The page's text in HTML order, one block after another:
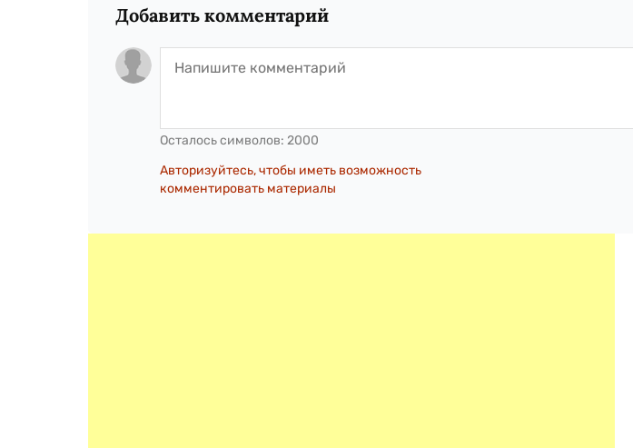
Добавить комментарий
Осталось символов: 2000
Авторизуйтесь, чтобы иметь возможность
комментировать материалы